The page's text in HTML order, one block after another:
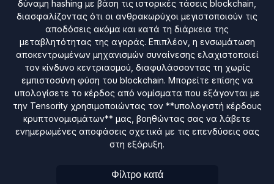
δύναμη hashing με βάση τις ιστορικές τάσεις blockchain,
διασφαλίζοντας ότι οι ανθρακωρύχοι μεγιστοποιούν τις
αποδόσεις ακόμα και κατά τη διάρκεια της
μεταβλητότητας της αγοράς. Επιπλέον, η ενσωμάτωση
αποκεντρωμένων μηχανισμών συναίνεσης ελαχιστοποιεί
τον κίνδυνο κεντριασμού, διαφυλάσσοντας τη χωρίς
εμπιστοσύνη φύση του blockchain. Μπορείτε επίσης να
υπολογίσετε το κέρδος από νομίσματα που εξάγονται με
την Tensority χρησιμοποιώντας τον **υπολογιστή κέρδους
κρυπτονομισμάτων** μας, βοηθώντας σας να λάβετε
ενημερωμένες αποφάσεις σχετικά με τις επενδύσεις σας
στη εξόρυξη.
Φίλτρο κατά